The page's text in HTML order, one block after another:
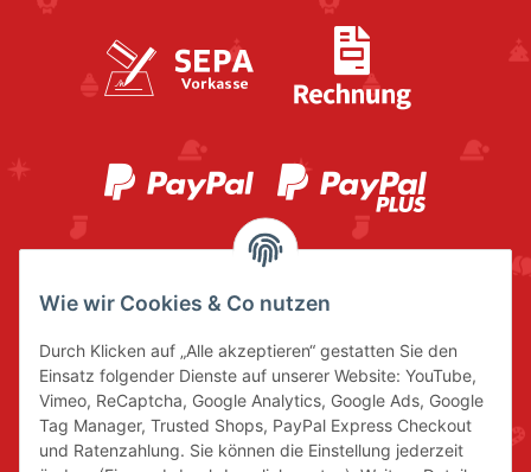
Wie wir Cookies & Co nutzen
Durch Klicken auf „Alle akzeptieren“ gestatten Sie den
Einsatz folgender Dienste auf unserer Website: YouTube,
Vimeo, ReCaptcha, Google Analytics, Google Ads, Google
Tag Manager, Trusted Shops, PayPal Express Checkout
und Ratenzahlung. Sie können die Einstellung jederzeit